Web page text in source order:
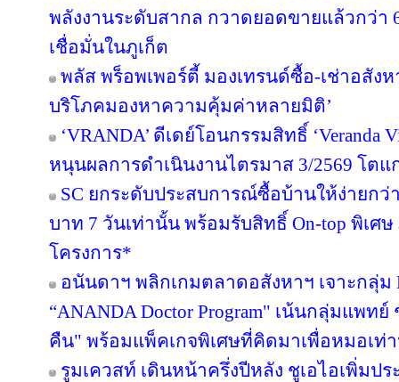
พลังงานระดับสากล กวาดยอดขายแล้วกว่า
เชื่อมั่นในภูเก็ต
พลัส พร็อพเพอร์ตี้ มองเทรนด์ซื้อ-เช่าอสัง
บริโภคมองหาความคุ้มค่าหลายมิติ’
‘VRANDA’ ดีเดย์โอนกรรมสิทธิ์ ‘Veranda
หนุนผลการดำเนินงานไตรมาส 3/2569 โตแ
SC ยกระดับประสบการณ์ซื้อบ้านให้ง่ายกว่
บาท 7 วันเท่านั้น พร้อมรับสิทธิ์ On-top พิเศษ
โครงการ*
อนันดาฯ พลิกเกมตลาดอสังหาฯ เจาะกลุ่ม
“ANANDA Doctor Program" เน้นกลุ่มแพท
คืน" พร้อมแพ็คเกจพิเศษที่คิดมาเพื่อหมอเท่
รูมเควสท์ เดินหน้าครึ่งปีหลัง ชูเอไอเพิ่มป